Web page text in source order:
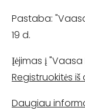
Pastaba:
19 d.
Įėjimas į
Registruokitės iš
Daugiau